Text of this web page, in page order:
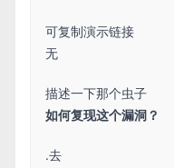
可复制演示链接
无
描述一下那个虫子
如何复现这个漏洞？
.去